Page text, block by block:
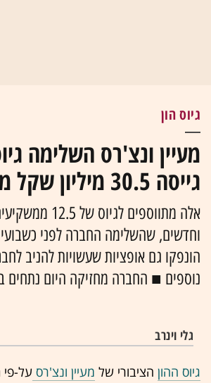
גיוס הון
מעיין ונצ'רס השלימה
גייסה 30.5 מיליון שקל מהציבור
אלה מתווספים
וחדשים, שהשלימה החברה לפני
נוספים ■ החברה מחזיקה היום נתחים ב-49
גלי וינרב
גיוס ההון הציבורי של מעיין ונצ'רס על-